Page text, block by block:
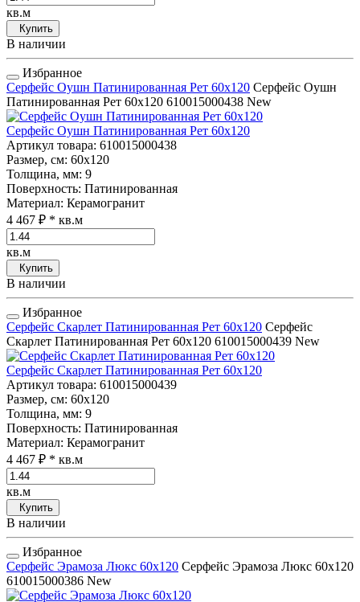
кв.м
Купить
В наличии
Избранное
Серфейс Оушн Патинированная Рет 60x120 Серфейс Оушн
Патинированная Рет 60x120 610015000438 New
Серфейс Оушн Патинированная Рет 60x120
Артикул товара: 610015000438
Размер, см: 60x120
Толщина, мм: 9
Поверхность: Патинированная
Материал: Керамогранит
4 467 ₽ * кв.м
кв.м
Купить
В наличии
Избранное
Серфейс Скарлет Патинированная Рет 60x120 Серфейс
Скарлет Патинированная Рет 60x120 610015000439 New
Серфейс Скарлет Патинированная Рет 60x120
Артикул товара: 610015000439
Размер, см: 60x120
Толщина, мм: 9
Поверхность: Патинированная
Материал: Керамогранит
4 467 ₽ * кв.м
кв.м
Купить
В наличии
Избранное
Серфейс Эрамоза Люкс 60x120 Серфейс Эрамоза Люкс 60x120
610015000386 New